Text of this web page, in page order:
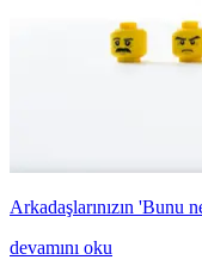
Arkadaşlarınızın 'Bunu
devamını oku